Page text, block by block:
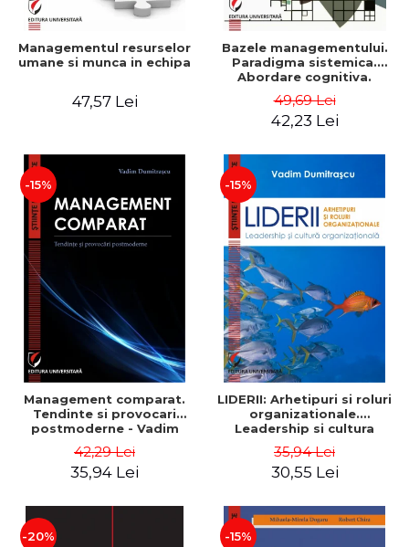
Managementul resurselor
umane si munca in echipa
47,57 Lei
Bazele managementului.
Paradigma sistemica.
Abordare cognitiva.
comportamentala - Vadim
Dumitrascu
49,69 Lei
42,23 Lei
-15%
Management comparat.
Tendinte si provocari
postmoderne - Vadim
42,29 Lei
35,94 Lei
-15%
LIDERII: Arhetipuri si roluri
organizationale.
Leadership si cultura
Dumitrascu
35,94 Lei
30,55 Lei
-20% -15%